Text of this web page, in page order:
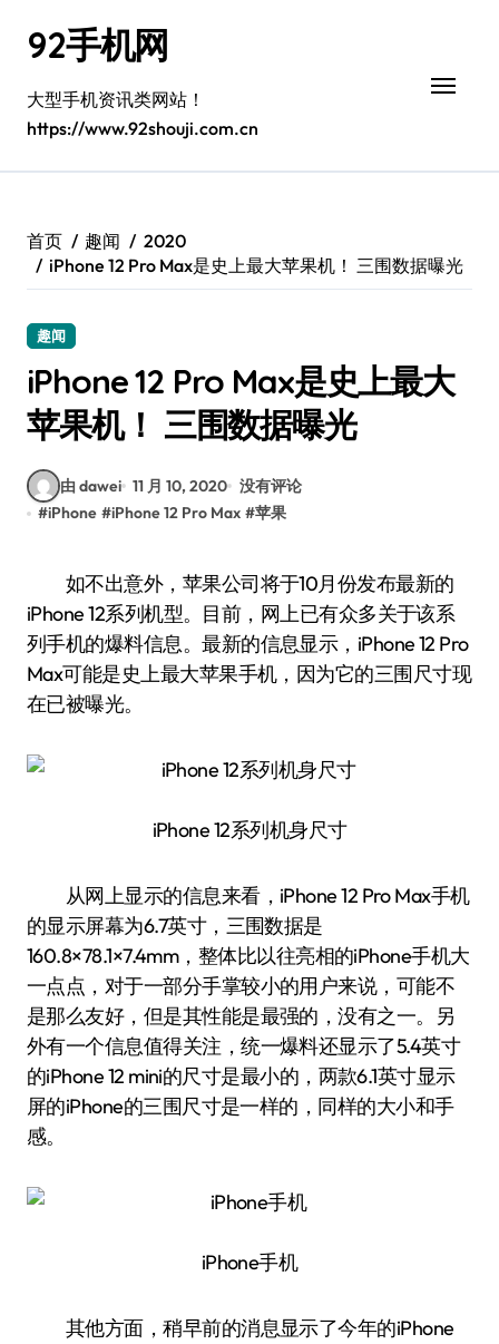
92手机网
大型手机资讯类网站！
https://www.92shouji.com.cn
首页 趣闻
2020
iPhone 12 Pro Max是史上最大苹果机！ 三围数据曝光
趣闻
iPhone 12 Pro Max是史上最大
苹果机！ 三围数据曝光
由 dawei 11 月 10, 2020 没有评论
#iPhone #iPhone 12 Pro Max #苹果
如不出意外，苹果公司将于10月份发布最新的
iPhone 12系列机型。目前，网上已有众多关于该系
列手机的爆料信息。最新的信息显示，iPhone 12 Pro
Max可能是史上最大苹果手机，因为它的三围尺寸现
在已被曝光。
iPhone 12系列机身尺寸
从网上显示的信息来看，iPhone 12 Pro Max手机
的显示屏幕为6.7英寸，三围数据是
160.8×78.1×7.4mm，整体比以往亮相的iPhone手机大
一点点，对于一部分手掌较小的用户来说，可能不
是那么友好，但是其性能是最强的，没有之一。另
外有一个信息值得关注，统一爆料还显示了5.4英寸
的iPhone 12 mini的尺寸是最小的，两款6.1英寸显示
屏的iPhone的三围尺寸是一样的，同样的大小和手
感。
iPhone手机
其他方面，稍早前的消息显示了今年的iPhone